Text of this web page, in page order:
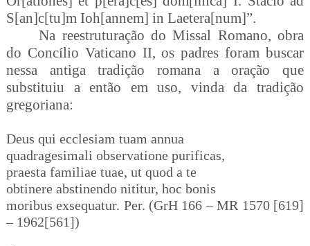
S[an]c[tu]m Ioh[annem] in Laetera[num]”.
Na reestruturação do Missal Romano, obra
do Concílio Vaticano II, os padres foram buscar
nessa antiga tradição romana a oração que
substituiu a então em uso, vinda da tradição
gregoriana:
Deus qui ecclesiam tuam annua
quadragesimali observatione purificas,
praesta familiae tuae, ut quod a te
obtinere abstinendo nititur, hoc bonis
moribus exsequatur. Per. (GrH 166 – MR 1570 [619]
– 1962[561])